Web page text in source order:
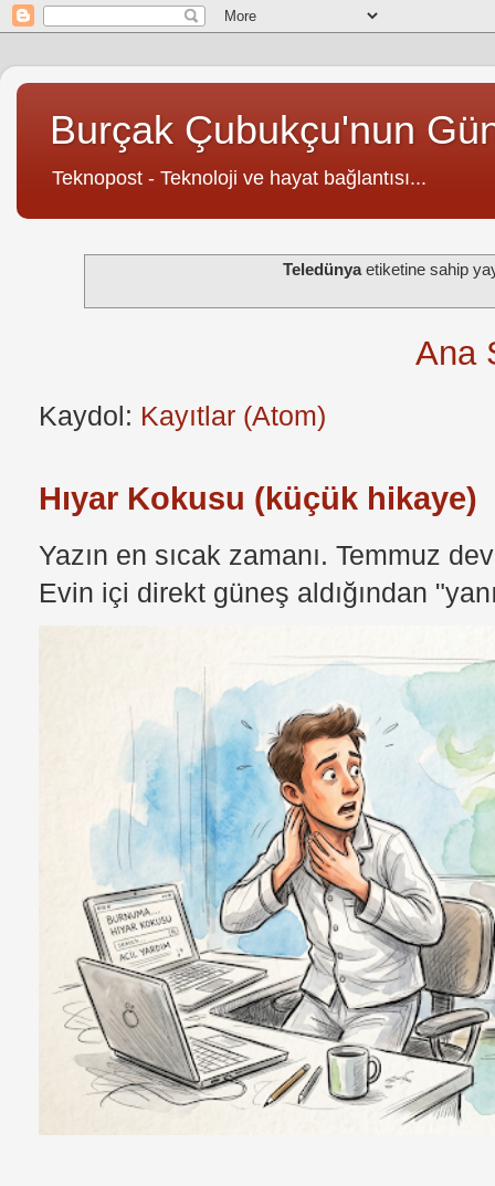
Burçak Çubukçu'nun
Teknopost - Teknoloji ve hayat bağlantısı...
Teledünyaetiketine sahip
Ana
Kaydol: Kayıtlar (Atom)
Hıyar Kokusu (küçük hikaye)
Yazın en sıcak zamanı. Temmuz
Evin içi direkt güneş aldığından